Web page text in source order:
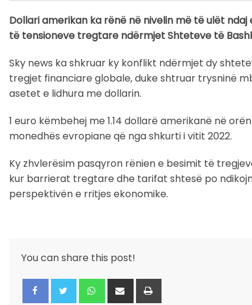
Dollari amerikan ka rënë në nivelin më të ulët
të tensioneve tregtare ndërmjet Shteteve të
Sky news ka shkruar ky konflikt ndërmjet dy
tregjet financiare globale, duke shtruar trysninë
asetet e lidhura me dollarin.
1 euro këmbehej me 1.14 dollarë amerikanë në
monedhës evropiane që nga shkurti i vitit 2022.
Ky zhvlerësim pasqyron rënien e besimit të
kur barrierat tregtare dhe tarifat shtesë po
perspektivën e rritjes ekonomike.
You can share this post!
Whatsapp
Share